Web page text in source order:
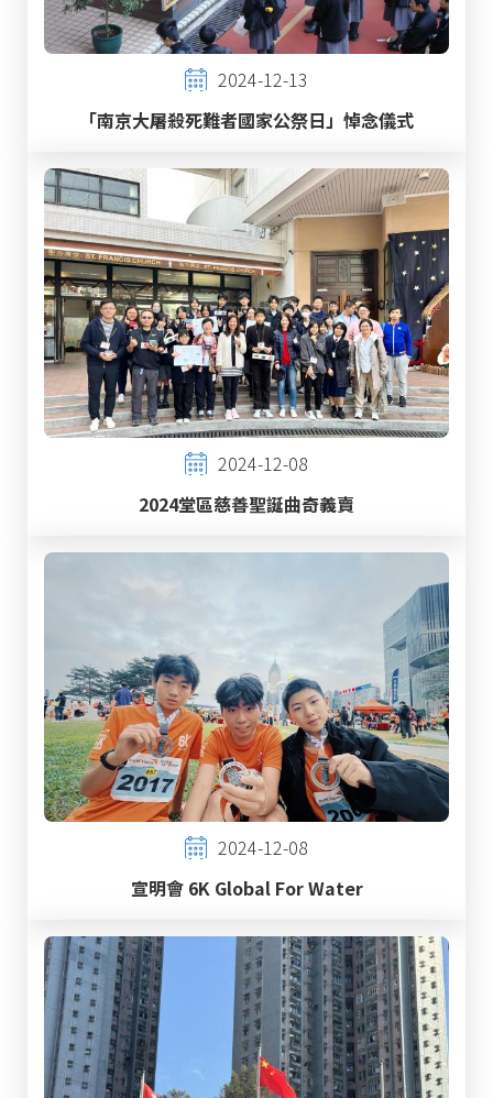
2024-12-13
「南京大屠殺死難者國家公祭日」悼念儀式
2024-12-08
2024堂區慈善聖誕曲奇義賣
2024-12-08
宣明會 6K Global For Water